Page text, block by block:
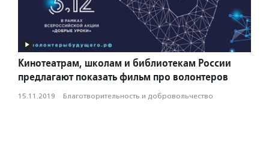
Кинотеатрам, школам и библиотекам России
предлагают показать фильм про волонтеров
15.11.2019 · Благотвори­тель­ность и доброволь­чест­во